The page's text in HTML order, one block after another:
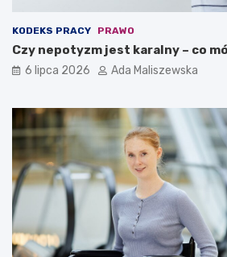
KODEKS PRACY PRAWO
Czy nepotyzm jest karalny – co
6 lipca 2026 Ada Maliszewska